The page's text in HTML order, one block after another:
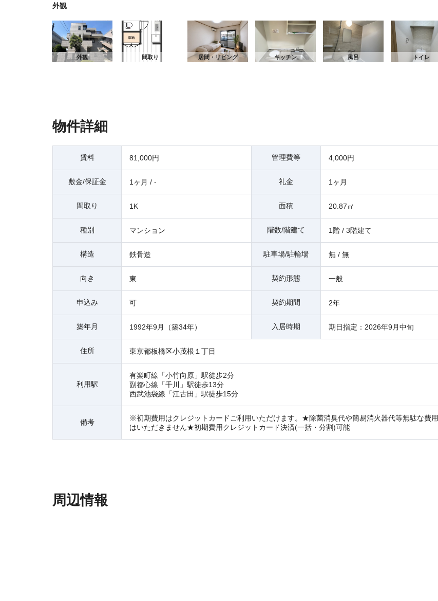
外観
外観 間取り 居間・リビング キッチン 風呂 トイレ
物件詳細
賃料 81,000円 管理費等 4,000円
敷金/保証金 1ヶ月 / - 礼金 1ヶ月
間取り 1K 面積 20.87㎡
種別 マンション 階数/階建て 1階 / 3階建て
構造 鉄骨造 駐車場/駐輪場 無 / 無
向き 東 契約形態 一般
申込み 可 契約期間 2年
築年月 1992年9月（築34年） 入居時期 期日指定：2026年9月中旬
住所 東京都板橋区小茂根１丁目
利用駅
有楽町線「小竹向原」駅徒歩2分
副都心線「千川」駅徒歩13分
西武池袋線「江古田」駅徒歩15分
備考
※初期費用はクレジットカードご利用いただけます。★除菌消臭代や簡易消火器代等無駄な費用
はいただきません★初期費用クレジットカード決済(一括・分割)可能
周辺情報